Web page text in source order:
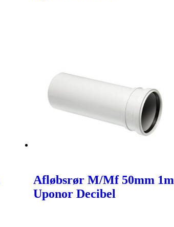
Afløbsrør M/Mf 50mm 1m
Uponor Decibel